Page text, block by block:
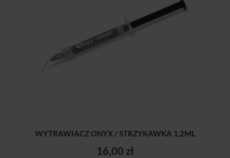
WYTRAWIACZ ONYX / STRZYKAWKA 1,2ML
16,00 zł